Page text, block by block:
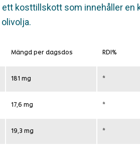
ett kosttillskott som innehåller
Mängd per dagsdos RDI%
181 mg *
17,6 mg *
19,3 mg *